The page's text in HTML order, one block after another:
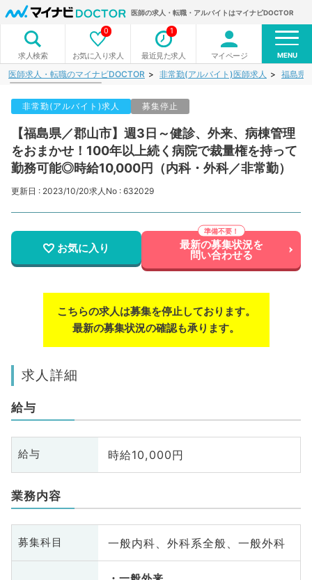
医師の求人・転職・アルバイトはマイナビDOCTOR
求人検索 お気に入り求人
0
最近見た求人
1
マイページ MENU
医師求人・転職のマイナビDOCTOR 非常勤(アルバイト)医師求人 福島県
非常勤(アルバイト)求人 募集停止
【福島県／郡山市】週3日～健診、外来、病棟管理
をおまかせ！100年以上続く病院で裁量権を持って
勤務可能◎時給10,000円（内科・外科／非常勤）
更新日 : 2023/10/20求人No : 632029
お気に入り 最新の募集状況を
問い合わせる
こちらの求人は募集を停止しております。
最新の募集状況の確認も承ります。
求人詳細
給与
給与 時給10,000円
業務内容
募集科目 一般内科、外科系全般、一般外科